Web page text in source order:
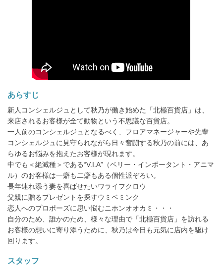
あらすじ
新人コンシェルジュとして秋乃が働き始めた「北極百貨店」は、
来店されるお客様が全て動物という不思議な百貨店。
一人前のコンシェルジュとなるべく、フロアマネージャーや先輩
コンシェルジュに見守られながら日々奮闘する秋乃の前には、あ
らゆるお悩みを抱えたお客様が現れます。
中でも＜絶滅種＞である“V.I.A”（ベリー・インポータント・アニマ
ル）のお客様は一癖も二癖もある個性派ぞろい。
長年連れ添う妻を喜ばせたいワライフクロウ
父親に贈るプレゼントを探すウミベミンク
恋人へのプロポーズに思い悩むニホンオオカミ・・・
自分のため、誰かのため、様々な理由で「北極百貨店」を訪れる
お客様の想いに寄り添うために、秋乃は今日も元気に店内を駆け
回ります。
スタッフ